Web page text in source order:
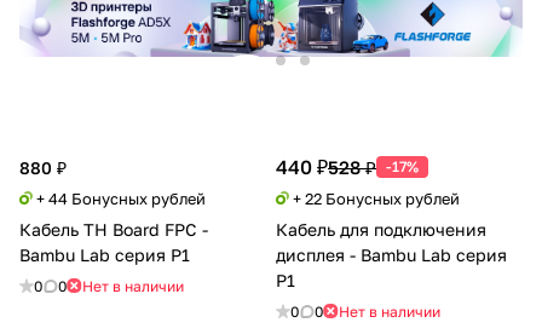
880 ₽
+ 44 Бонусных рублей
Кабель TH Board FPC -
Bambu Lab серия P1
0 0 Нет в наличии
440 ₽528 ₽ -17%
+ 22 Бонусных рублей
Кабель для подключения
дисплея - Bambu Lab серия
P1
0 0 Нет в наличии